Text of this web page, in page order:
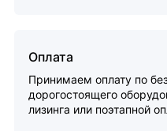
Оплата
Принимаем оплату по
дорогостоящего
лизинга или поэтапной